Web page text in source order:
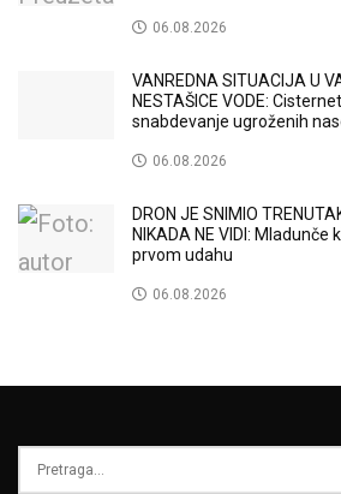
06.08.2026
VANREDNA SITUACIJA U
NESTAŠICE VODE:
snabdevanje ugroženih
06.08.2026
DRON JE SNIMIO
NIKADA NE VIDI:
prvom udahu
06.08.2026